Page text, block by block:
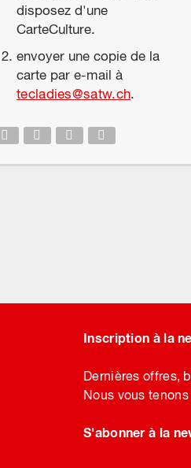
disposez d'une
CarteCulture.
envoyer une copie de la
carte par e-mail à
tecladies@satw.ch.
Inscription à la
Dernières offres,
Nous vous
S'abonner à la